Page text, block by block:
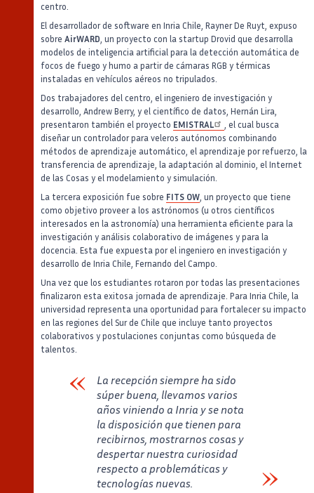
centro.
El desarrollador de software en Inria Chile, Rayner De Ruyt, expuso
sobre AirWARD , un proyecto con la startup Drovid que desarrolla
modelos de inteligencia artificial para la detección automática de
focos de fuego y humo a partir de cámaras RGB y térmicas
instaladas en vehículos aéreos no tripulados.
Dos trabajadores del centro, el ingeniero de investigación y
desarrollo, Andrew Berry, y el científico de datos, Hernán Lira,
presentaron también el proyecto EMISTRAL
, el cual busca
diseñar un controlador para veleros autónomos combinando
métodos de aprendizaje automático, el aprendizaje por refuerzo, la
transferencia de aprendizaje, la adaptación al dominio, el Internet
de las Cosas y el modelamiento y simulación.
La tercera exposición fue sobre FITS OW , un proyecto que tiene
como objetivo proveer a los astrónomos (u otros científicos
interesados en la astronomía) una herramienta eficiente para la
investigación y análisis colaborativo de imágenes y para la
docencia. Esta fue expuesta por el ingeniero en investigación y
desarrollo de Inria Chile, Fernando del Campo.
Una vez que los estudiantes rotaron por todas las presentaciones
finalizaron esta exitosa jornada de aprendizaje. Para Inria Chile, la
universidad representa una oportunidad para fortalecer su impacto
en las regiones del Sur de Chile que incluye tanto proyectos
colaborativos y postulaciones conjuntas como búsqueda de
talentos.
La recepción siempre ha sido
súper buena, llevamos varios
años viniendo a Inria y se nota
la disposición que tienen para
recibirnos, mostrarnos cosas y
despertar nuestra curiosidad
respecto a problemáticas y
tecnologías nuevas.